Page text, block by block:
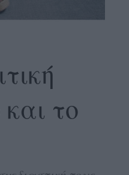
το